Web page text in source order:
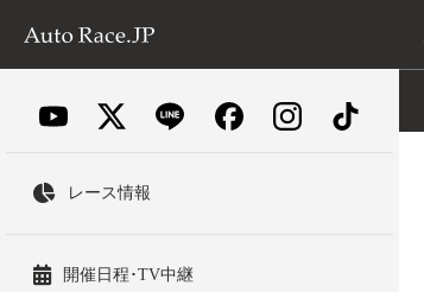
レース情報
開催日程･TV中継